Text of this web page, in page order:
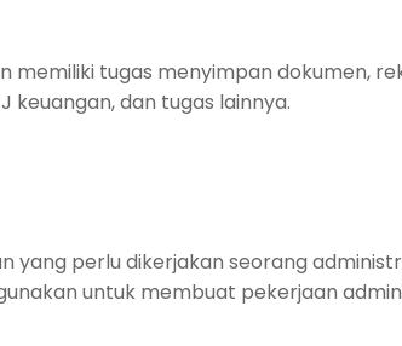
tugas menyimpan dokumen,
dan tugas lainnya.
perlu dikerjakan seorang
untuk membuat pekerjaan